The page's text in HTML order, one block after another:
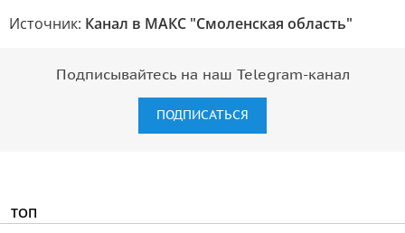
Источник: Канал в МАКС "Смоленская область"
Подписывайтесь на наш Telegram-канал
ПОДПИСАТЬСЯ
ТОП